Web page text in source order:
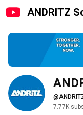
ANDRITZ
7.77K